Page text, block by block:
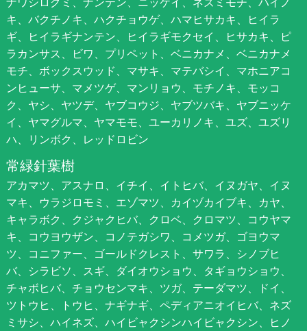
キ、バクチノキ、ハクチョウゲ、ハマヒサカキ、ヒイラ
ギ、ヒイラギナンテン、ヒイラギモクセイ、ヒサカキ、ピ
ラカンサス、ビワ、プリペット、ベニカナメ、ベニカナメ
モチ、ボックスウッド、マサキ、マテバシイ、マホニアコ
ンヒューサ、マメツゲ、マンリョウ、モチノキ、モッコ
ク、ヤシ、ヤツデ、ヤブコウジ、ヤブツバキ、ヤブニッケ
イ、ヤマグルマ、ヤマモモ、ユーカリノキ、ユズ、ユズリ
ハ、リンボク、レッドロビン
常緑針葉樹
アカマツ、アスナロ、イチイ、イトヒバ、イヌガヤ、イヌ
マキ、ウラジロモミ、エゾマツ、カイヅカイブキ、カヤ、
キャラボク、クジャクヒバ、クロベ、クロマツ、コウヤマ
キ、コウヨウザン、コノテガシワ、コメツガ、ゴヨウマ
ツ、コニファー、ゴールドクレスト、サワラ、シノブヒ
バ、シラビソ、スギ、ダイオウショウ、タギョウショウ、
チャボヒバ、チョウセンマキ、ツガ、テーダマツ、ドイ、
ツトウヒ、トウヒ、ナギナギ、ペディアニオイヒバ、ネズ
ミサシ、ハイネズ、ハイビャクシンハイビャクシン、ヒノ